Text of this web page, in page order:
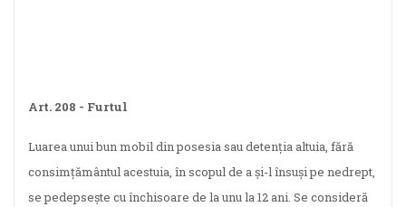
Art. 208 - Furtul
Luarea unui bun mobil din posesia sau detenţia altuia, fără
consimţământul acestuia, în scopul de a şi-l însuşi pe nedrept,
se pedepseşte cu închisoare de la unu la 12 ani. Se consideră